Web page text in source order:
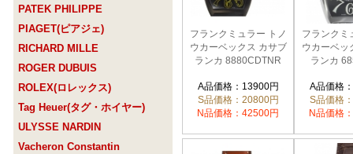
PATEK PHILIPPE
PIAGET(ピアジェ)
RICHARD MILLE
ROGER DUBUIS
ROLEX(ロレックス)
Tag Heuer(タグ・ホイヤー)
ULYSSE NARDIN
Vacheron Constantin
フランクミュラー トノ
ウカーベックス カサブ
ランカ 8880CDTNR
A品価格：13900円
S品価格：20800円
N品価格：42500円
フランクミ
ウカーベッ
ランカ
A品価格
S品価格
N品価格